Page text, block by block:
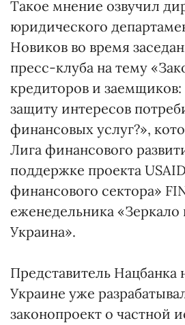
Такое мнение озвучил
юридического
Новиков во время
пресс-клуба на тему
кредиторов и
защиту интересов
финансовых услуг?»,
Лига финансового
поддержке проекта
финансового сектора»
еженедельника «Зеркало
Украина».
Представитель Нацбанка
Украине уже
законопроект о частной